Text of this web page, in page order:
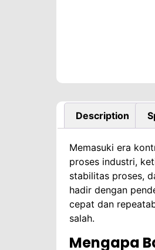
Description
Memasuki era
proses industri,
stabilitas proses,
hadir dengan
cepat dan
salah.
Mengapa